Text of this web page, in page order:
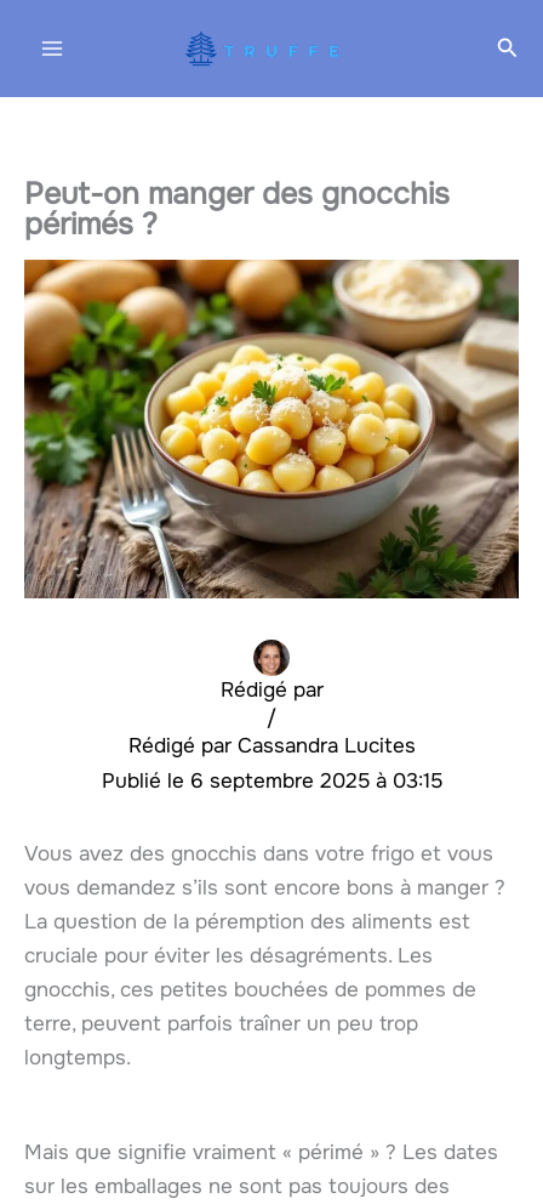
Peut-on manger des gnocchis
périmés ?
Rédigé par
Cassandra Lucites
/
6 septembre 2025 à 03:15
Vous avez des gnocchis dans votre frigo et vous
vous demandez s’ils sont encore bons à manger ?
La question de la péremption des aliments est
cruciale pour éviter les désagréments. Les
gnocchis, ces petites bouchées de pommes de
terre, peuvent parfois traîner un peu trop
longtemps.
Mais que signifie vraiment « périmé » ? Les dates
sur les emballages ne sont pas toujours des